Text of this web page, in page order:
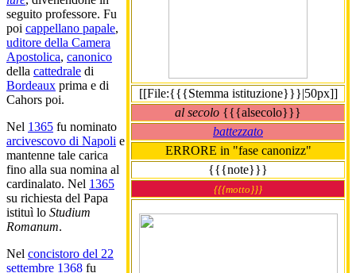
[[File:{{{Stemma istituzione}}}|50px]]
al secolo {{{alsecolo}}}
battezzato
ERRORE in "fase canonizz"
{{{note}}}
{{{motto}}}
seguito professore. Fu
poi cappellano papale,
uditore della Camera
Apostolica, canonico
della cattedrale di
Bordeaux prima e di
Cahors poi.
Nel 1365 fu nominato
arcivescovo di Napoli e
mantenne tale carica
fino alla sua nomina al
cardinalato. Nel 1365
su richiesta del Papa
istituì lo Studium
Romanum.
Nel concistoro del 22
settembre 1368 fu